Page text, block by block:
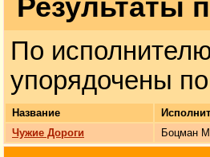
Результаты
По
упорядочены
Название
Чужие Дороги
Боцман